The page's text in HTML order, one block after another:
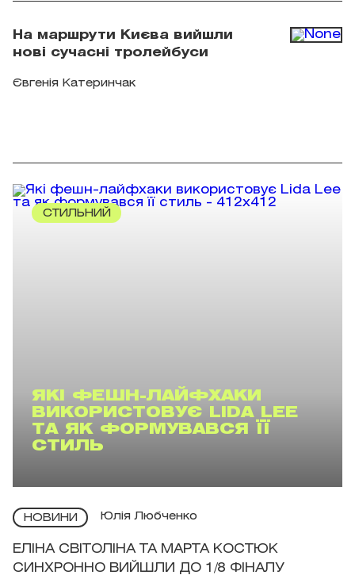
На маршрути Києва вийшли
нові сучасні тролейбуси
Євгенія Катеринчак
СТИЛЬНИЙ
ЯКІ ФЕШН-ЛАЙФХАКИ
ВИКОРИСТОВУЄ LIDA LEE
ТА ЯК ФОРМУВАВСЯ ЇЇ
СТИЛЬ
НОВИНИ Юлія Любченко
ЕЛІНА СВІТОЛІНА ТА МАРТА КОСТЮК
СИНХРОННО ВИЙШЛИ ДО 1/8 ФІНАЛУ